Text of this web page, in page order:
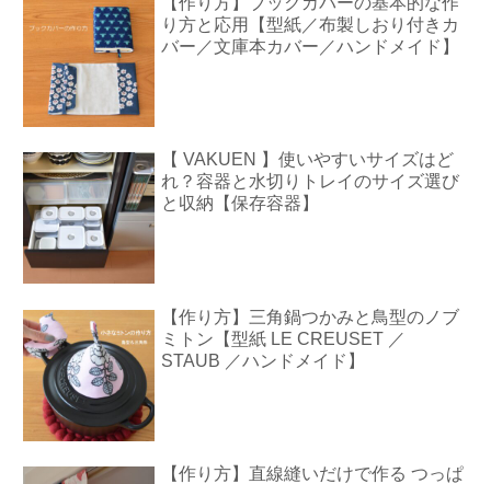
り方と応用【型紙／布製しおり付きカ
バー／文庫本カバー／ハンドメイド】
【 VAKUEN 】使いやすいサイズはど
れ？容器と水切りトレイのサイズ選び
と収納【保存容器】
【作り方】三角鍋つかみと鳥型のノブ
ミトン【型紙 LE CREUSET ／
STAUB ／ハンドメイド】
【作り方】直線縫いだけで作る つっぱ